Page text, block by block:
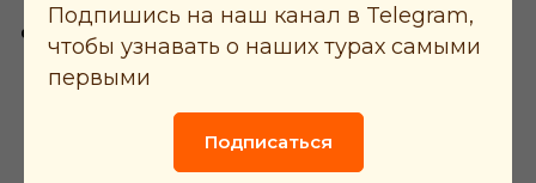
16-19 ИЮЛЯ
27 500₽ - Взрослый
27 000₽ - Дети до 14 лет
27 000₽ - Пенсионеры
Подпишись на наш канал в Telegram,
чтобы узнавать о наших турах самыми
первыми
Подписаться